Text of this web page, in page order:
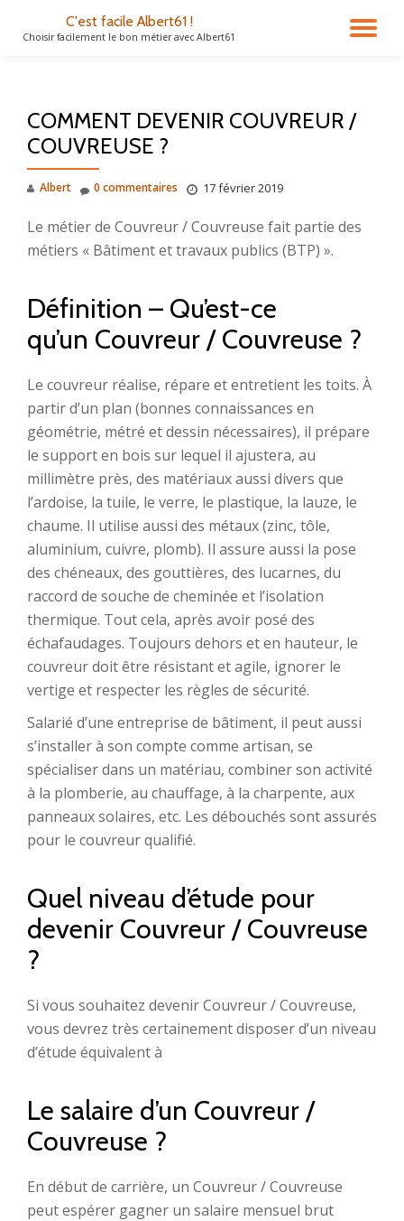
C'est facile Albert61 !
Choisir facilement le bon métier avec Albert61
COMMENT DEVENIR COUVREUR /
COUVREUSE ?
Albert 17 février 2019
0 commentaires
Le métier de Couvreur / Couvreuse fait partie des
métiers « Bâtiment et travaux publics (BTP) ».
Définition – Qu’est-ce
qu’un Couvreur / Couvreuse ?
Le couvreur réalise, répare et entretient les toits. À
partir d’un plan (bonnes connaissances en
géométrie, métré et dessin nécessaires), il prépare
le support en bois sur lequel il ajustera, au
millimètre près, des matériaux aussi divers que
l’ardoise, la tuile, le verre, le plastique, la lauze, le
chaume. Il utilise aussi des métaux (zinc, tôle,
aluminium, cuivre, plomb). Il assure aussi la pose
des chéneaux, des gouttières, des lucarnes, du
raccord de souche de cheminée et l’isolation
thermique. Tout cela, après avoir posé des
échafaudages. Toujours dehors et en hauteur, le
couvreur doit être résistant et agile, ignorer le
vertige et respecter les règles de sécurité.
Salarié d’une entreprise de bâtiment, il peut aussi
s’installer à son compte comme artisan, se
spécialiser dans un matériau, combiner son activité
à la plomberie, au chauffage, à la charpente, aux
panneaux solaires, etc. Les débouchés sont assurés
pour le couvreur qualifié.
Quel niveau d’étude pour
devenir Couvreur / Couvreuse
?
Si vous souhaitez devenir Couvreur / Couvreuse,
vous devrez très certainement disposer d’un niveau
d’étude équivalent à
Le salaire d’un Couvreur /
Couvreuse ?
En début de carrière, un Couvreur / Couvreuse
peut espérer gagner un salaire mensuel brut